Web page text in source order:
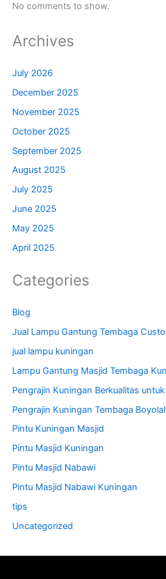
No comments to show.
Archives
July 2026
December 2025
November 2025
October 2025
September 2025
August 2025
July 2025
June 2025
May 2025
April 2025
Categories
Blog
Jual Lampu Gantung Tembaga
jual lampu kuningan
Lampu Gantung Masjid Tembaga
Pengrajin Kuningan Berkualitas
Pengrajin Kuningan Tembaga
Pintu Kuningan Masjid
Pintu Masjid Kuningan
Pintu Masjid Nabawi
Pintu Masjid Nabawi Kuningan
tips
Uncategorized